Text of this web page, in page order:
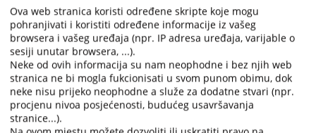
Ova web stranica koristi određene skripte koje mogu
pohranjivati i koristiti određene informacije iz vašeg
browsera i vašeg uređaja (npr. IP adresa uređaja, varijable o
sesiji unutar browsera, ...).
Neke od ovih informacija su nam neophodne i bez njih web
stranica ne bi mogla fukcionisati u svom punom obimu, dok
neke nisu prijeko neophodne a služe za dodatne stvari (npr.
procjenu nivoa posjećenosti, budućeg usavršavanja
stranice...).